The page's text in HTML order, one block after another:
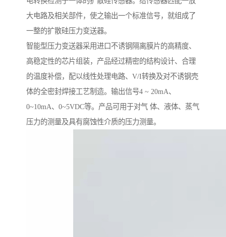
大电路及相关部件，使之输出一个标准信号，就组成了
一整的扩散硅压力变送器。
智能型压力变送器采用进口不诱钢隔离膜片的高精度、
高稳定性的芯片组装，产品经过精密的结构设计、合理
的温度补偿，配以线性处理电路、V/I转换及对不诱钢壳
体的全密封焊接工艺制造。输出信号4 ~ 20mA、
0~10mA、0~5VDC等。产品可用于对气 体、液体、蒸气
压力的测量及具有腐蚀性介质的压力测量。